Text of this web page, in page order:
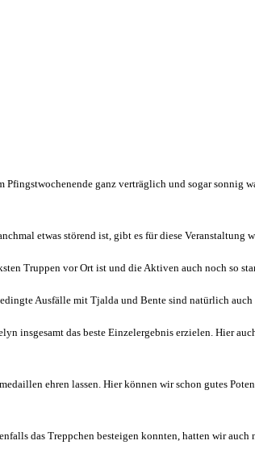
Pfingstwochenende ganz verträglich und sogar
etwas störend ist, gibt es für diese
Truppen vor Ort ist und die Aktiven auch noch so
Ausfälle mit Tjalda und Bente sind natürlich
insgesamt das beste Einzelergebnis erzielen. Hier
ehren lassen. Hier können wir schon gutes
das Treppchen besteigen konnten, hatten wir